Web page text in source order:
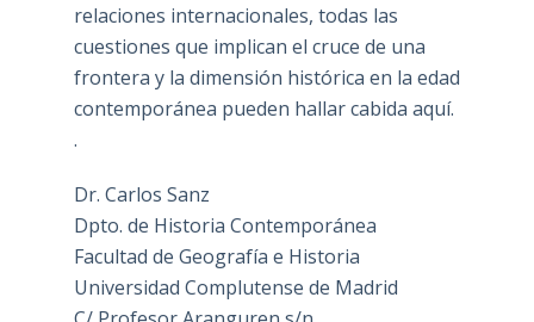
relaciones internacionales, todas las
cuestiones que implican el cruce de una
frontera y la dimensión histórica en la edad
contemporánea pueden hallar cabida aquí.
.
Dr. Carlos Sanz
Dpto. de Historia Contemporánea
Facultad de Geografía e Historia
Universidad Complutense de Madrid